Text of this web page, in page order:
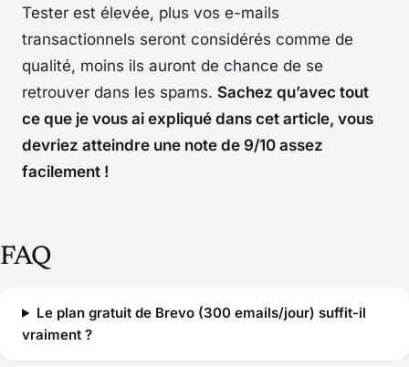
Tester est élevée, plus vos e-mails
transactionnels seront considérés comme de
qualité, moins ils auront de chance de se
retrouver dans les spams. Sachez qu’avec tout
ce que je vous ai expliqué dans cet article, vous
devriez atteindre une note de 9/10 assez
facilement !
FAQ
Le plan gratuit de Brevo (300 emails/jour) suffit-il
vraiment ?